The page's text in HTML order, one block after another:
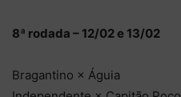
8ª rodada – 12/02 e 13/02
Bragantino × Águia